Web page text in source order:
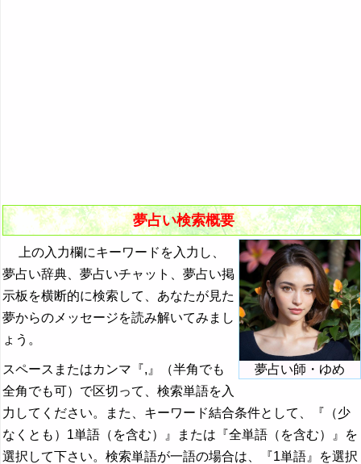
夢占い検索概要
夢占い師・ゆめ
上の入力欄にキーワードを入力し、
夢占い辞典、夢占いチャット、夢占い掲
示板を横断的に検索して、あなたが見た
夢からのメッセージを読み解いてみまし
ょう。
スペースまたはカンマ『,』（半角でも
全角でも可）で区切って、検索単語を入
力してください。また、キーワード結合条件として、『（少
なくとも）1単語（を含む）』または『全単語（を含む）』を
選択して下さい。検索単語が一語の場合は、『1単語』を選択